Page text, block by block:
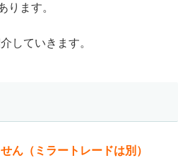
ります。
していきます。
ん（ミラートレードは別）